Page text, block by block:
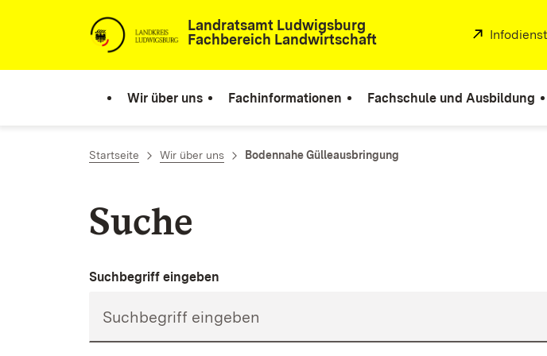
Zum Inhalt springen
Landratsamt Ludwigsburg
Fachbereich Landwirtschaft
Extern:
Wir über uns Fachinformationen Fachschule und Ausbildung
Startseite Wir über uns Bodennahe Gülleausbringung
Suche
Suchbegriff eingeben